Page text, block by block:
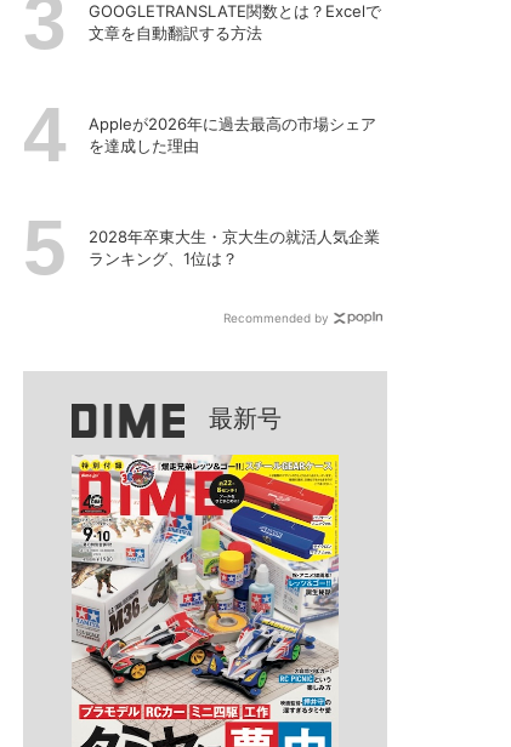
GOOGLETRANSLATE関数とは？Excelで
文章を自動翻訳する方法
Appleが2026年に過去最⾼の市場シェア
を達成した理由
2028年卒東大生・京大生の就活人気企業
ランキング、1位は？
Recommended by
最新号